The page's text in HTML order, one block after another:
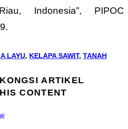
Indonesia”, PIPOC
LAYU, KELAPA SAWIT, TANAH
ARTIKEL
CONTENT